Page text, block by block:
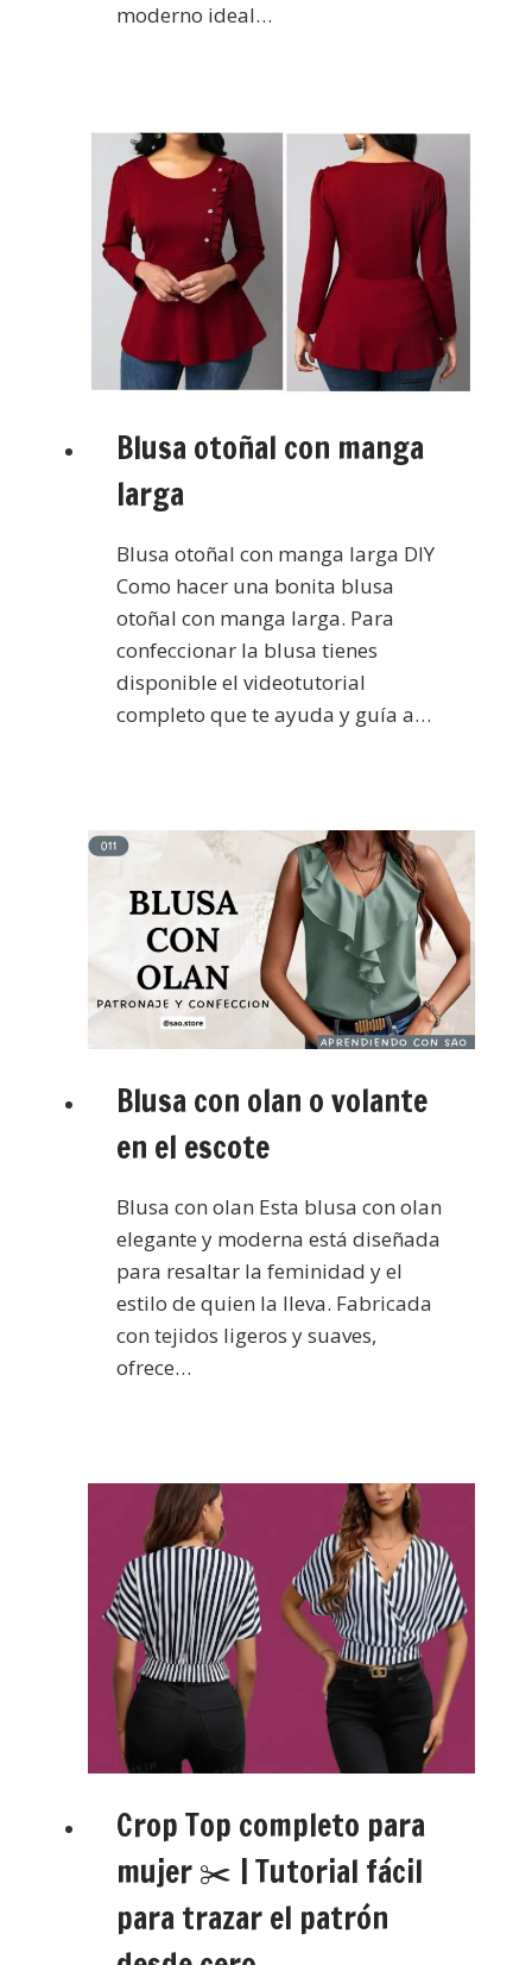
moderno ideal…
Blusa otoñal con manga
larga
Blusa otoñal con manga larga DIY
Como hacer una bonita blusa
otoñal con manga larga. Para
confeccionar la blusa tienes
disponible el videotutorial
completo que te ayuda y guía a…
Blusa con olan o volante
en el escote
Blusa con olan Esta blusa con olan
elegante y moderna está diseñada
para resaltar la feminidad y el
estilo de quien la lleva. Fabricada
con tejidos ligeros y suaves,
ofrece…
Crop Top completo para
mujer ✂️ | Tutorial fácil
para trazar el patrón